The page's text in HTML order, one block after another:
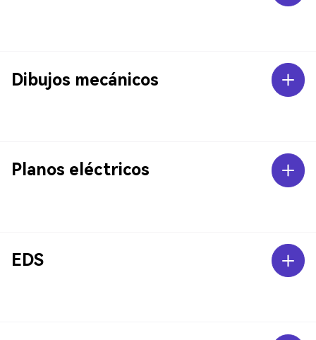
Dibujos mecánicos
Planos eléctricos
EDS